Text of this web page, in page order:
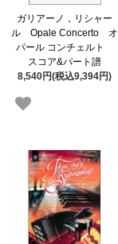
ガリアーノ，リシャー
ル Opale Concerto オ
パール コンチェルト
スコア&パート譜
8,540円(税込9,394円)